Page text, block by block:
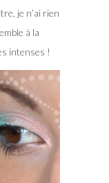
je n’ai rien
à la
intenses !